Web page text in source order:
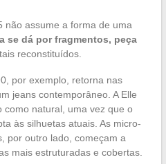
não assume a forma de uma
se dá por fragmentos, peça
reconstituídos.
por exemplo, retorna nas
jeans contemporâneo. A Elle
natural, uma vez que o
às silhuetas atuais. As micro-
por outro lado, começam a
mais estruturadas e cobertas.